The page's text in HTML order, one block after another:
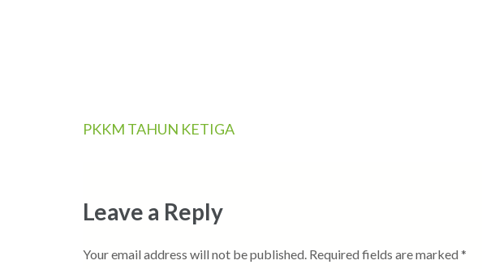
Post
PKKM TAHUN KETIGA
Leave a Reply
Your email address will not be published. Required fields are marked *